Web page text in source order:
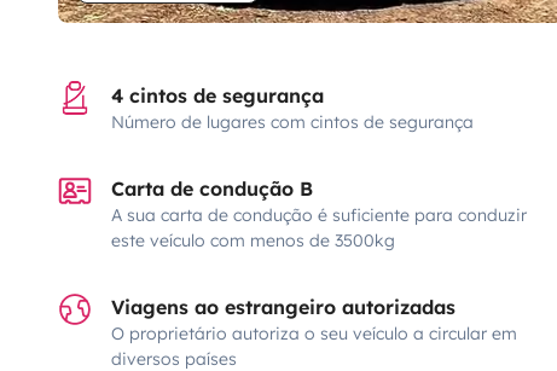
4 cintos de segurança
Número de lugares com cintos de segurança
Carta de condução B
A sua carta de condução é suficiente para conduzir
este veículo com menos de 3500kg
Viagens ao estrangeiro autorizadas
O proprietário autoriza o seu veículo a circular em
diversos países